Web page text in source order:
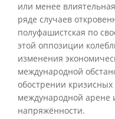
или менее
ряде случаев
полуфашистская по
этой оппозиции
изменения
международной
обострении
международной арене
напряжённости.